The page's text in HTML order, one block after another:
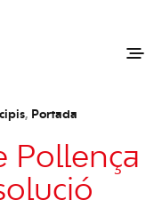
, Portada
Pollença